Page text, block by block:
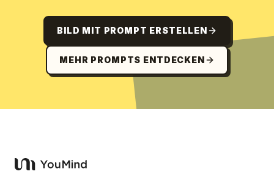
BILD MIT PROMPT ERSTELLEN
MEHR PROMPTS ENTDECKEN